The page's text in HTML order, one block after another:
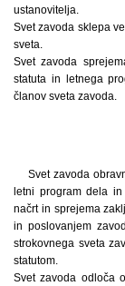
ustanovitelja.
Svet zavoda sklepa
sveta.
Svet zavoda
statuta in letnega
članov sveta zavoda.
Svet zavoda
letni program dela in
načrt in sprejema
in poslovanjem
strokovnega sveta
statutom.
Svet zavoda odloča